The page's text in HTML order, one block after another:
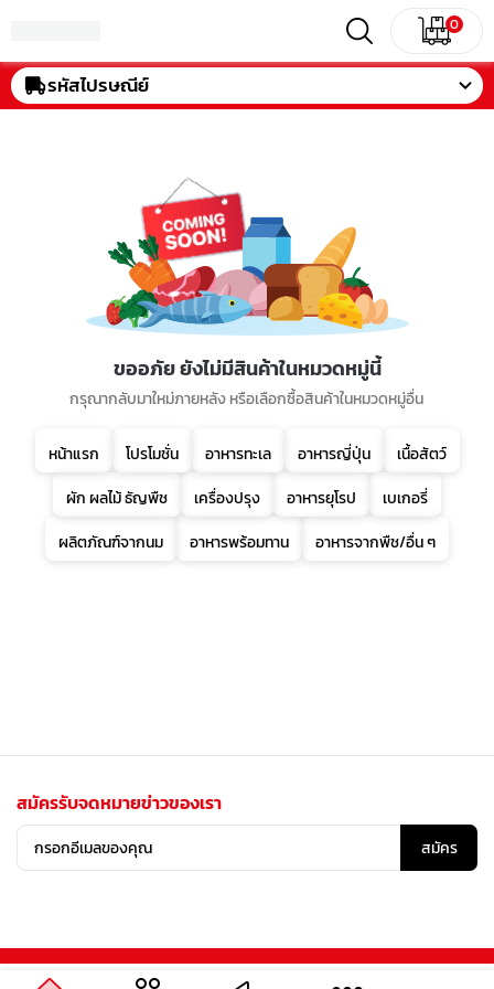
0
รหัสไปรษณีย์
ขออภัย ยังไม่มีสินค้าในหมวดหมู่นี้
กรุณากลับมาใหม่ภายหลัง หรือเลือกซื้อสินค้าในหมวดหมู่อื่น
หน้าแรก โปรโมชั่น อาหารทะเล อาหารญี่ปุ่น
เนื้อสัตว์
ผัก ผลไม้ ธัญพืช
เครื่องปรุง อาหารยุโรป
เบเกอรี่
ผลิตภัณฑ์จากนม
อาหารพร้อมทาน อาหารจากพืช/อื่น ๆ
สมัครรับจดหมายข่าวของเรา
สมัคร